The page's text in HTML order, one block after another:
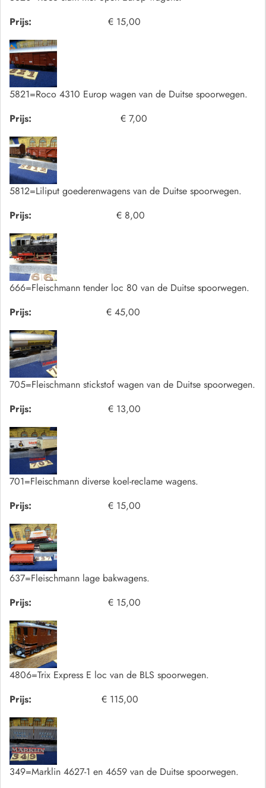
Prijs:
€ 15,00
5821=Roco 4310 Europ wagen van de Duitse spoorwegen.
Prijs:
€ 7,00
5812=Liliput goederenwagens van de Duitse spoorwegen.
Prijs:
€ 8,00
666=Fleischmann tender loc 80 van de Duitse spoorwegen.
Prijs:
€ 45,00
705=Fleischmann stickstof wagen van de Duitse spoorwegen.
Prijs:
€ 13,00
701=Fleischmann diverse koel-reclame wagens.
Prijs:
€ 15,00
637=Fleischmann lage bakwagens.
Prijs:
€ 15,00
4806=Trix Express E loc van de BLS spoorwegen.
Prijs:
€ 115,00
349=Marklin 4627-1 en 4659 van de Duitse spoorwegen.